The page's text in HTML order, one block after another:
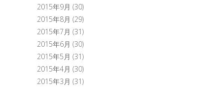
2015年9月 (30)
2015年8月 (29)
2015年7月 (31)
2015年6月 (30)
2015年5月 (31)
2015年4月 (30)
2015年3月 (31)